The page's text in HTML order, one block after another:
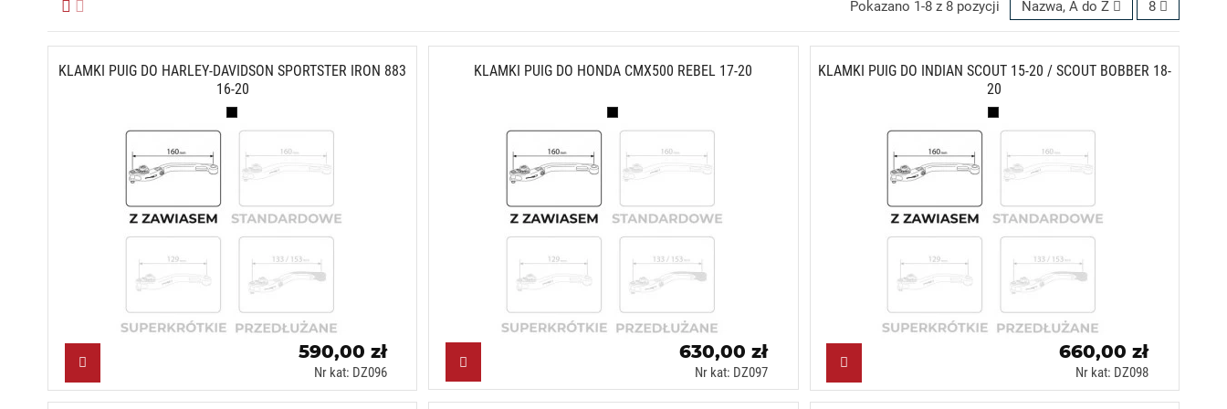
Pokazano 1-8 z 8 pozycji Nazwa, A do Z 8
KLAMKI PUIG DO HARLEY-DAVIDSON SPORTSTER IRON 883
16-20
Czarny (N)
590,00 zł
Nr kat: DZ096
KLAMKI PUIG DO HONDA CMX500 REBEL 17-20
Czarny (N)
630,00 zł
Nr kat: DZ097
KLAMKI PUIG DO INDIAN SCOUT 15-20 / SCOUT BOBBER 18-
20
Czarny (N)
660,00 zł
Nr kat: DZ098